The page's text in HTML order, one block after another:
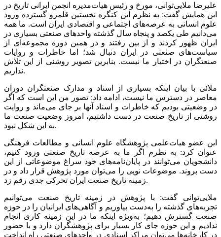
علیرضا ملایی‌توانی، مورخ و رئیس هیات‌مدیره انجمن ایرانی تاریخ در
این همایش گفت: به نظرم این کنگره نخستین قلمرو گسترده ورود
علوم انسانی به عرصه‌های اجتماعی و اقتصادی ایران است. ما همه
می‌دانیم طی یکصد و پنجاه سال گذشته واحد‌های صنعتی بسیاری در
ایران ظهور کردند و از بین رفتند و در همین دوره مجموعه‌ای از
سیاست‌های صنعتی در ایران دنبال شد؛ اما خاطرات و روایات
صنعتگران در اختیار ما نیست. بنابرین تصویر روشنی از این تلاش
نداریم.
ملائی با بیان اینکه بسیاری از اسناد و مدارک صنعتگران دوران
معاصر در دسترس ما نیست، ادامه داد: تصور من این است که اگر
در وضعیتی بودیم که خاطرات و اسناد آنها بر جای می‌ماند و روایت
روشنی از تاریخ صنعت در دست داشتیم، امروز وضعیت صنعت ما
به این شکل نبود.
این عضو هیات‌علمی پژوهشگاه علوم انسانی و مطالعات فرهنگی
عنوان کرد: به نظرم اگر ما به عرصه تاریخ صنعتی ورود کنیم،
دانشجویان می‌توانند در پایان‌نامه‌های خود سراغ موضوعاتی از این
دست بروند. موضوعات نویی را می‌توان مورد پژوهش قرار داد و در
زمینه تاریخ صنعت ایران تحرکی جدی رقم زد.
ملایی‌توانی گفت: با پژوهش در زمینه تاریخ صنعت می‌توانیم
تجربه‌های گذشته را به‌دست بیاوریم و آگاهی‌های ایرانیان را در حوزه
صنعت گسترش دهیم؛ به‌ویژه اینکه ما در این زمینه کاری انجام
ندادیم و این حوزه جای کار بسیار برای پژوهشگران دارد و با حضور
در کارخانه‌ها می‌توان مراکز اسنادی در واحد‌های صنعتی راه انداخت